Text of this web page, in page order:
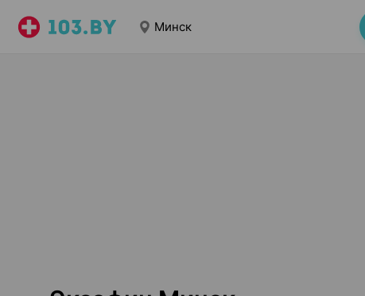
Минск